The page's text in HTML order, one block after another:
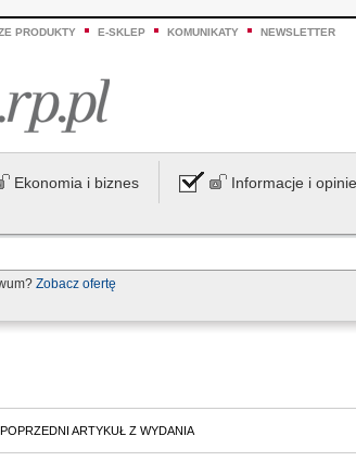
PRODUKTY E-SKLEP KOMUNIKATY NEWSLETTER
Ekonomia i biznes Informacje i opinie
Zobacz ofertę
POPRZEDNI ARTYKUŁ Z WYDANIA